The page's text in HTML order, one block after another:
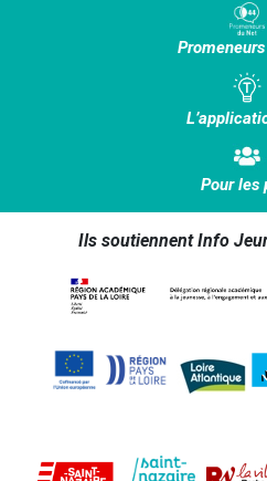
Pour les
Ils soutiennent Info